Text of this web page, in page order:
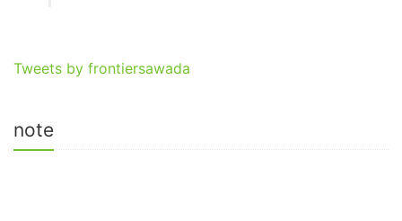
Tweets by frontiersawada
note